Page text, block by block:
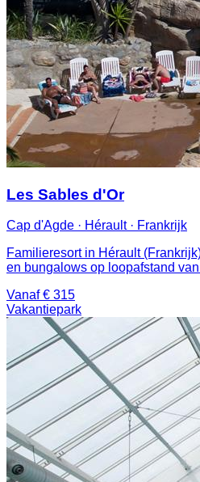
Les Sables d'Or
Cap d'Agde · Hérault · Frankrijk
Familieresort in Hérault
en bungalows op loopafstand
Vanaf € 315
Vakantiepark